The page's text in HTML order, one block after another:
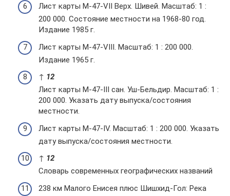
Лист карты M-47-VII Верх. Шивей. Масштаб: 1 :
200 000. Состояние местности на 1968-80 год.
Издание 1985 г.
Лист карты M-47-VIII. Масштаб: 1 : 200 000.
Издание 1965 г.
↑ 12
Лист карты M-47-III сан. Уш-Бельдир. Масштаб: 1 :
200 000. Указать дату выпуска/состояния
местности.
Лист карты M-47-IV. Масштаб: 1 : 200 000. Указать
дату выпуска/состояния местности.
↑ 12
Словарь современных географических названий
238 км Малого Енисея плюс Шишхид-Гол: Река